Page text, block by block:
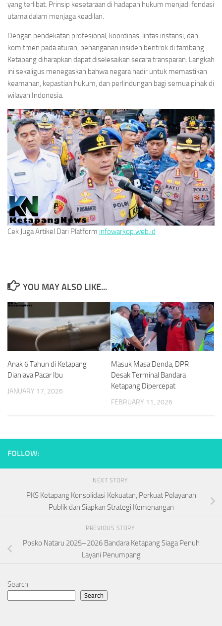
yang terlibat. Prinsip kesetaraan di hadapan hukum menjadi fondasi
utama dalam menjaga keadilan.
Dengan pendekatan profesional, koordinasi lintas instansi, dan
komitmen pada aturan, penanganan insiden bentrok di tambang
Ketapang diharapkan dapat diselesaikan secara transparan. Langkah
ini sekaligus menegaskan bahwa negara hadir untuk memastikan
keamanan, kepastian hukum, dan perlindungan bagi semua pihak di
wilayah Indonesia.
Cek Juga Artikel Dari Platform infowarkop.web.id
YOU MAY ALSO LIKE...
Anak 6 Tahun di Ketapang
Dianiaya Pacar Ibu
JANUARY 17, 2026
Masuk Masa Denda, DPR
Desak Terminal Bandara
Ketapang Dipercepat
FEBRUARY 11, 2026
FOLLOW:
NEXT STORY
PKS Ketapang Konsolidasi Kekuatan, Perkuat Pelayanan
Publik dan Siapkan Strategi Kemenangan
PREVIOUS STORY
Posko Nataru 2025–2026 Bandara Ketapang Siaga Penuh
Layani Penumpang
Search
Search